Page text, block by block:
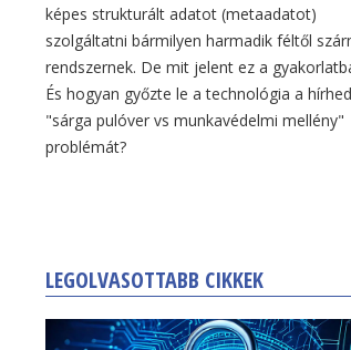
képes strukturált adatot (metaadatot)
szolgáltatni bármilyen harmadik féltől
rendszernek. De mit jelent ez a
És hogyan győzte le a technológia a
"sárga pulóver vs munkavédelmi mellény"
problémát?
LEGOLVASOTTABB CIKKEK